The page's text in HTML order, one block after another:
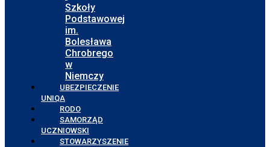
Szkoły
Podstawowej
im.
Bolesława
Chrobrego
w
Niemczy
UBEZPIECZENIE
UNIQA
RODO
SAMORZĄD
UCZNIOWSKI
STOWARZYSZENIE